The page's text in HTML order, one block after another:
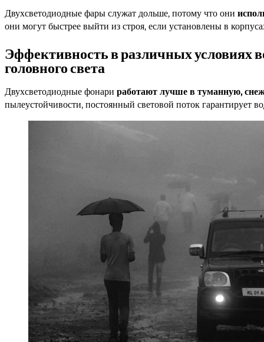
Двухсветодиодные фары служат дольше, потому что они
они могут быстрее выйти из строя, если установлены в
Эффективность в различных условиях
головного света
Двухсветодиодные фонари работают лучше в туманную,
пылеустойчивости, постоянный световой поток гарантирует